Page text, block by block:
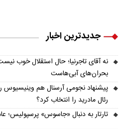
جدیدترین اخبار
نه آقای تاجرنیا؛ حال استقلال خوب
بحران‌های آبی‌هاست
پیشنهاد نجومی آرسنال هم وینیسیوس
رئال مادرید را انتخاب کرد؟
تارتار به دنبال «جاسوس» پرسپولیس؛